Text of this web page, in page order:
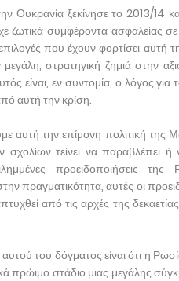
Ουκρανία ξεκίνησε το 2013/14
ζωτικά συμφέροντα ασφαλείας
που έχουν φορτίσει αυτή
στρατηγική ζημιά στην
είναι, εν συντομία, ο λόγος
αυτή την κρίση.
αυτή την επίμονη πολιτική της
τείνει να παραβλέπει
προειδοποιήσεις
πραγματικότητα, αυτές οι
από τις αρχές της
του δόγματος είναι ότι η
πρώιμο στάδιο μιας μεγάλης